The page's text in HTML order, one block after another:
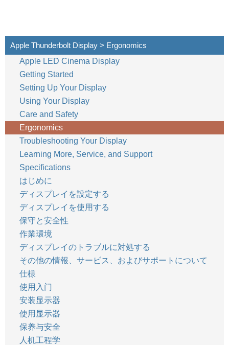
Apple Thunderbolt Display > Ergonomics
Apple LED Cinema Display
Getting Started
Setting Up Your Display
Using Your Display
Care and Safety
Ergonomics
Troubleshooting Your Display
Learning More, Service, and Support
Specifications
はじめに
ディスプレイを設定する
ディスプレイを使用する
保守と安全性
作業環境
ディスプレイのトラブルに対処する
その他の情報、サービス、およびサポートについて
仕様
使用入门
安装显示器
使用显示器
保养与安全
人机工程学